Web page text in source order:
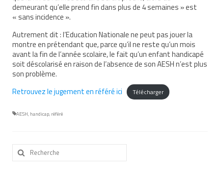
Taux de handicap et carte d’invalidité
Demande d’AVS
Autres aides financières
Aide exceptionnelle sécurité sociale
Aide aux démarches relatives à la
demeurant qu’elle prend fin dans plus de 4 semaines » est
« sans incidence ».
Autrement dit : l’Education Nationale ne peut pas jouer la
montre en prétendant que, parce qu’il ne reste qu’un mois
avant la fin de l’année scolaire, le fait qu’un enfant handicapé
soit déscolarisé en raison de l’absence de son AESH n’est plus
son problème.
Retrouvez le jugement en référé ici
Télécharger
AESH, handicap, référé
Rechercher